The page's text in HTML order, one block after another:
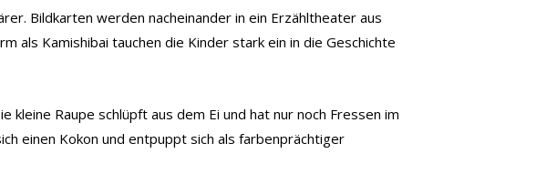
Bildkarten werden nacheinander in ein Erzähltheater aus
als Kamishibai tauchen die Kinder stark ein in die Geschichte
Raupe schlüpft aus dem Ei und hat nur noch Fressen im
einen Kokon und entpuppt sich als farbenprächtiger